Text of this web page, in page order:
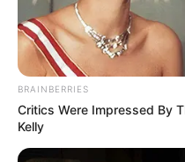
BRAINBERRIES
Critics Were Impressed By
Kelly